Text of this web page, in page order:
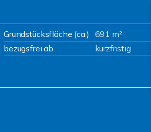
Grundstücksfläche (ca.)
691 m²
bezugsfrei ab kurzfristig